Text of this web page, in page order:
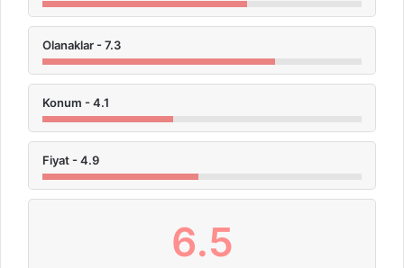
Olanaklar - 7.3
Konum - 4.1
Fiyat - 4.9
6.5